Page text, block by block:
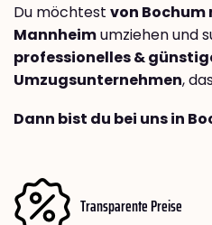
Du möchtest von Bochum
Mannheimumziehen und
professionelles &
Umzugsunternehmen,
Dann bist du bei uns in
Transparente Preise